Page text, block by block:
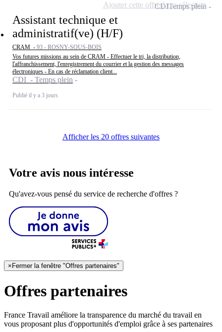
Assistant technique et
administratif(ve) (H/F)
CRAM - 93 - ROSNY-SOUS-BOIS
Vos futures missions au sein de CRAM - Effectuer le tri, la distribution,
l'affranchissement, l'enregistrement du courrier et la gestion des messages
électroniques - En cas de réclamation client...
CDI - Temps plein
Publié il y a 3 jours
CDITemps plein
Ajouter cette offre à ma sélection
Afficher les 20 offres suivantes
Votre avis nous intéresse
Qu'avez-vous pensé du service de recherche d'offres ?
× Fermer la fenêtre "Offres partenaires"
Offres partenaires
France Travail améliore la transparence du marché du travail en
vous proposant plus d'opportunités d'emploi grâce à ses partenaires